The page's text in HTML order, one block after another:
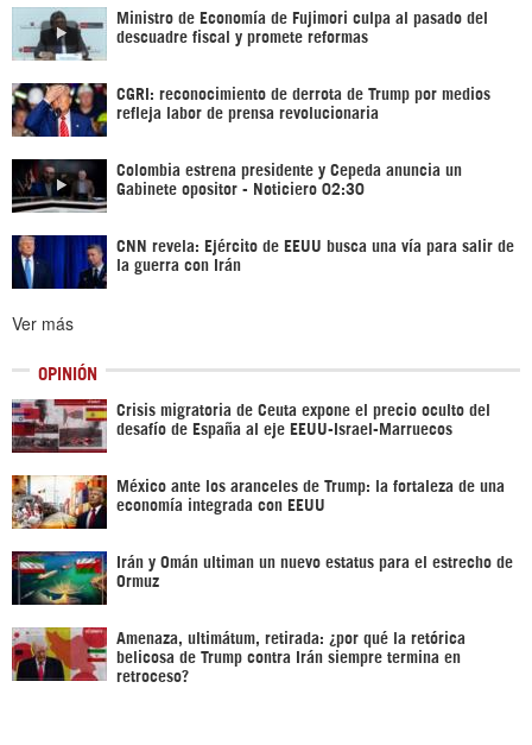
Ministro de Economía de Fujimori culpa al pasado del
descuadre fiscal y promete reformas
CGRI: reconocimiento de derrota de Trump por medios
refleja labor de prensa revolucionaria
Colombia estrena presidente y Cepeda anuncia un
Gabinete opositor - Noticiero 02:30
CNN revela: Ejército de EEUU busca una vía para salir de
la guerra con Irán
Ver más
OPINIÓN
Crisis migratoria de Ceuta expone el precio oculto del
desafío de España al eje EEUU-Israel-Marruecos
México ante los aranceles de Trump: la fortaleza de una
economía integrada con EEUU
Irán y Omán ultiman un nuevo estatus para el estrecho de
Ormuz
Amenaza, ultimátum, retirada: ¿por qué la retórica
belicosa de Trump contra Irán siempre termina en
retroceso?